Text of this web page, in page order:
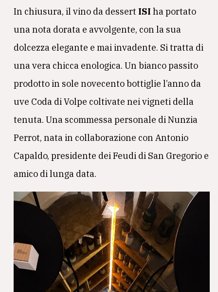
In chiusura, il vino da dessert ISI ha portato
una nota dorata e avvolgente, con la sua
dolcezza elegante e mai invadente. Si tratta di
una vera chicca enologica. Un bianco passito
prodotto in sole novecento bottiglie l’anno da
uve Coda di Volpe coltivate nei vigneti della
tenuta. Una scommessa personale di Nunzia
Perrot, nata in collaborazione con Antonio
Capaldo, presidente dei Feudi di San Gregorio e
amico di lunga data.